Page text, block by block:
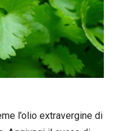
l’olio extravergine di